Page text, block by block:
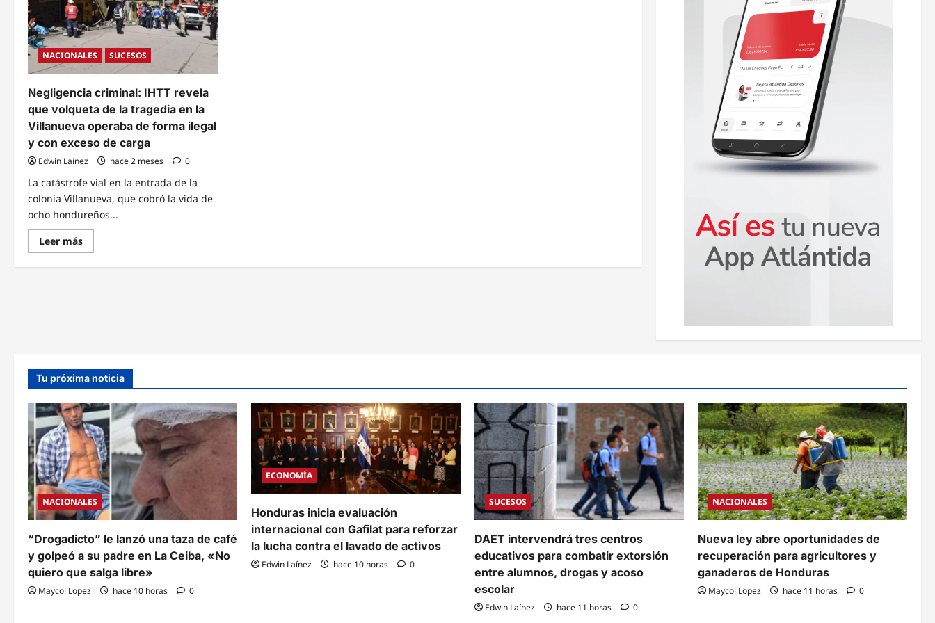
NACIONALES SUCESOS
Negligencia criminal: IHTT revela
que volqueta de la tragedia en la
Villanueva operaba de forma ilegal
y con exceso de carga
Edwin Laínez hace 2 meses 0
La catástrofe vial en la entrada de la
colonia Villanueva, que cobró la vida de
ocho hondureños...
Leer másRead
more
Negligencia
la
Villanueva
operaba
forma
ilegal
y
con
exceso
de
carga
Tu próxima noticia
NACIONALES
“Drogadicto” le lanzó una taza de café
y golpeó a su padre en La Ceiba, «No
quiero que salga libre»
Maycol Lopez hace 10 horas 0
ECONOMÍA
Honduras inicia evaluación
internacional con Gafilat para reforzar
la lucha contra el lavado de activos
Edwin Laínez hace 10 horas 0
SUCESOS
DAET intervendrá tres centros
educativos para combatir extorsión
entre alumnos, drogas y acoso
escolar
Edwin Laínez hace 11 horas 0
NACIONALES
Nueva ley abre oportunidades de
recuperación para agricultores y
ganaderos de Honduras
Maycol Lopez hace 11 horas 0